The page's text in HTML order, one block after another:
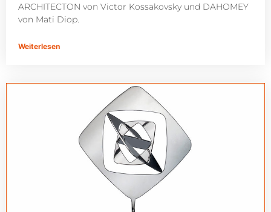
ARCHITECTON von Victor Kossakovsky und DAHOMEY
von Mati Diop.
Weiterlesen